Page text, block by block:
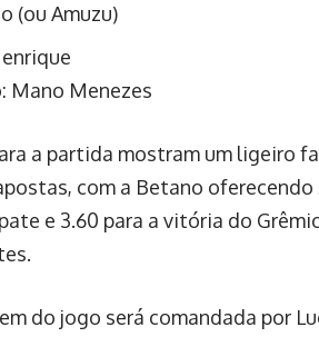
(ou Amuzu)
Mano Menezes
a partida mostram um ligeiro
com a Betano
e 3.60 para a vitória do
do jogo será comandada por